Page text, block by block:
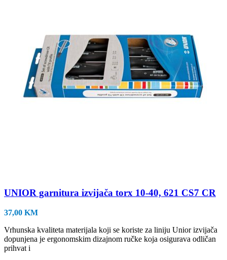
UNIOR garnitura izvijača torx 10-40, 621 CS7 CR
37,00 KM
Vrhunska kvaliteta materijala koji se koriste za liniju Unior izvijača
dopunjena je ergonomskim dizajnom ručke koja osigurava odličan
prihvat i